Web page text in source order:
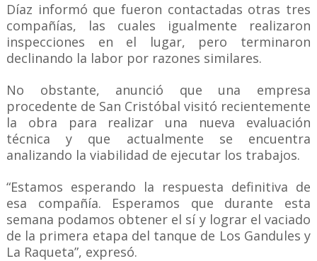
Díaz informó que fueron contactadas otras tres
compañías, las cuales igualmente realizaron
inspecciones en el lugar, pero terminaron
declinando la labor por razones similares.
No obstante, anunció que una empresa
procedente de San Cristóbal visitó recientemente
la obra para realizar una nueva evaluación
técnica y que actualmente se encuentra
analizando la viabilidad de ejecutar los trabajos.
“Estamos esperando la respuesta definitiva de
esa compañía. Esperamos que durante esta
semana podamos obtener el sí y lograr el vaciado
de la primera etapa del tanque de Los Gandules y
La Raqueta”, expresó.